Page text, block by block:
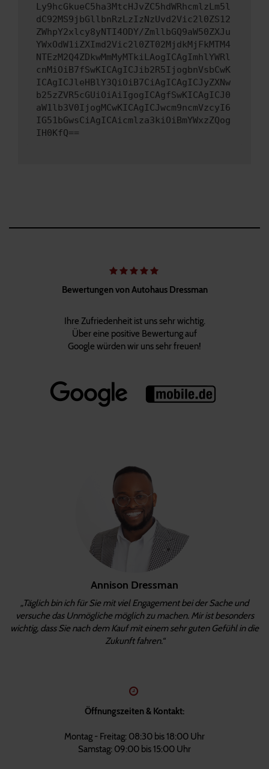
Ly9hcGkueC5ha3MtcHJvZC5hdWRhcmlzLm5l
dC92MS9jbGllbnRzLzIzNzUvd2Vic2l0ZS12
ZWhpY2xlcy8yNTI4ODY/ZmllbGQ9aW50ZXJu
YWxOdW1iZXImd2Vic2l0ZT02MjdkMjFkMTM4
NTEzM2Q4ZDkwMmMyMTkiLAogICAgImhlYWRl
cnMiOiB7fSwKICAgICJib2R5IjogbnVsbCwK
ICAgICJleHBlY3QiOiB7CiAgICAgICJyZXNw
b25zZVR5cGUiOiAiIgogICAgfSwKICAgICJ0
aW1lb3V0IjogMCwKICAgICJwcm9ncmVzcyI6
IG51bGwsCiAgICAicmlza3kiOiBmYWxzZQog
IH0KfQ==
Bewertungen von Autohaus Dressman
Ihre Zufriedenheit ist uns sehr wichtig.
Über eine positive Bewertung auf
Google würden wir uns sehr freuen!
Annison Dressman
„Täglich bin ich für Sie mit viel Engagement bei der Sache und
versuche das Unmögliche möglich zu machen. Mir ist besonders
wichtig, dass Sie nach dem Kauf mit einem sehr guten Gefühl in die
Zukunft fahren.“
Öffnungszeiten & Kontakt:
Montag - Freitag: 08:30 bis 18:00 Uhr
Samstag: 09:00 bis 15:00 Uhr